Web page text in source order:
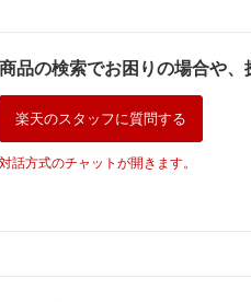
商品の検索でお困りの場合や、
楽天のスタッフに質問する
対話方式のチャットが開きます。